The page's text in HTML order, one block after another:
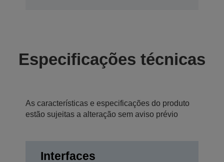
Especificações técnicas
As características e especificações do produto
estão sujeitas a alteração sem aviso prévio
Interfaces